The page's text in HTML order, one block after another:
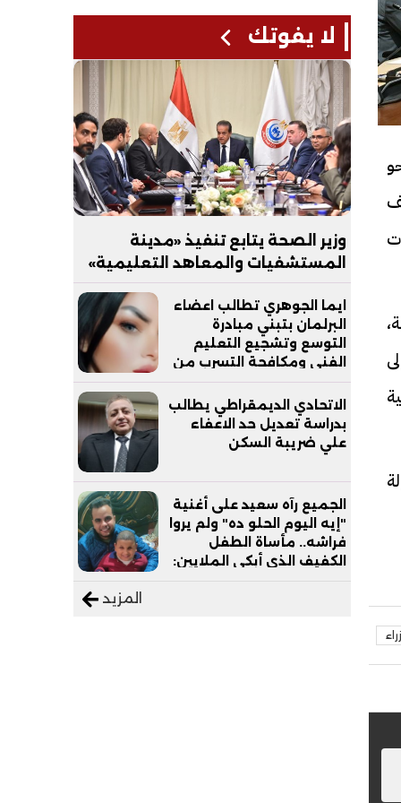
لا يفوتك
وزير الصحة يتابع تنفيذ «مدينة
المستشفيات والمعاهد التعليمية»
بالعاصمة الجديدة
ايما الجوهري تطالب اعضاء
البرلمان بتبني مبادرة
التوسع وتشجيع التعليم
الفني ومكافحة التسرب من
التعليم
الاتحادي الديمقراطي يطالب
بدراسة تعديل حد الاعفاء
علي ضريبة السكن
الجميع رآه سعيد على أغنية
"إيه اليوم الحلو ده" ولم يروا
فراشه.. مأساة الطفل
الكفيف الذي أبكى الملايين:
المزيد